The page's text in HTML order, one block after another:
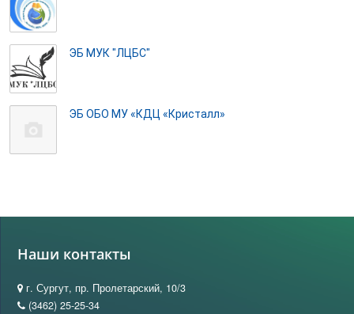
ЭБ МУК "ЛЦБС"
ЭБ ОБО МУ «КДЦ «Кристалл»
Наши контакты
г. Сургут, пр. Пролетарский, 10/3
(3462) 25-25-34